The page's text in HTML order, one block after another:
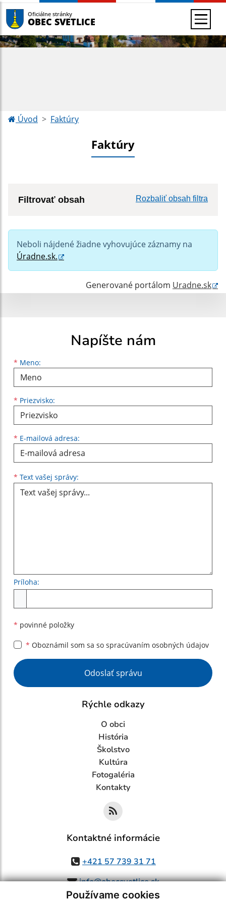
Používame cookies
Oficiálne stránky
OBEC SVETLICE
Úvod Faktúry
Faktúry
Filtrovať obsah
Rozbaliť obsah filtra
Hľadať v:
Suma od:
Suma do:
Neboli nájdené žiadne vyhovujúce záznamy na
Úradne.sk.
Generované portálom Uradne.sk
Napíšte nám
* Meno:
Meno
* Priezvisko:
Priezvisko
* E-mailová adresa:
E-mailová adresa
* Text vašej správy:
Príloha:
* povinné položky
* Oboznámil som sa so spracúvaním osobných údajov
Google reCaptcha Response
Odoslať správu
Rýchle odkazy
O obci
História
Školstvo
Kultúra
Fotogaléria
Kontakty
Kontaktné informácie
+421 57 739 31 71
info@obecsvetlice.sk